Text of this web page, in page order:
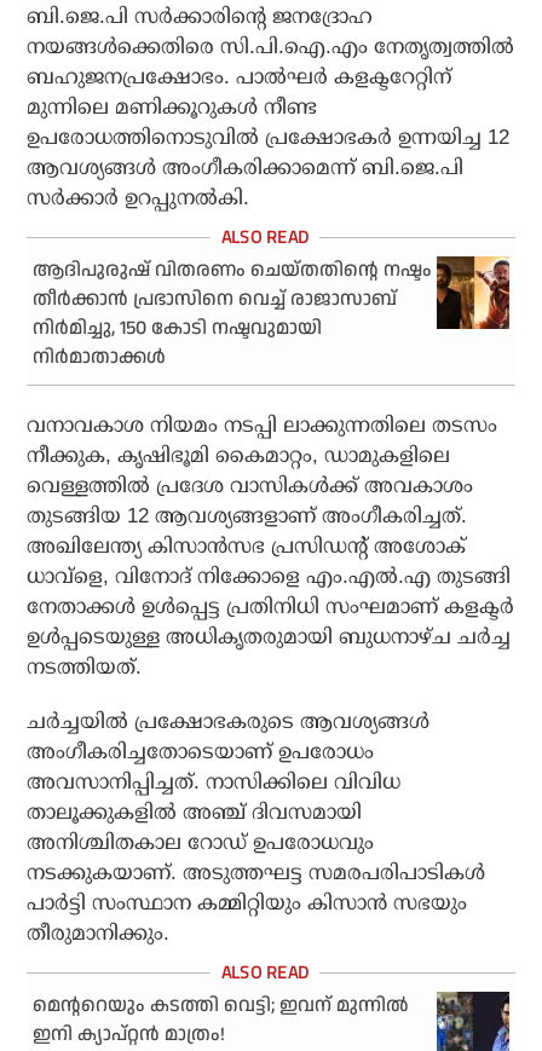
ബി.ജെ.പി സര്‍ക്കാരിന്റെ ജനദ്രോഹ
നയങ്ങള്‍ക്കെതിരെ സി.പി.ഐ.എം നേതൃത്വത്തില്‍
ബഹുജനപ്രക്ഷോഭം. പാല്‍ഘര്‍ കളക്ടറേറ്റിന്
മുന്നിലെ മണിക്കൂറുകള്‍ നീണ്ട
ഉപരോധത്തിനൊടുവില്‍ പ്രക്ഷോഭകര്‍ ഉന്നയിച്ച 12
ആവശ്യങ്ങള്‍ അംഗീകരിക്കാമെന്ന് ബി.ജെ.പി
സര്‍ക്കാര്‍ ഉറപ്പുനല്‍കി.
ആദിപുരുഷ് വിതരണം ചെയ്തതിന്റെ നഷ്ടം
തീര്‍ക്കാന്‍ പ്രഭാസിനെ വെച്ച് രാജാസാബ്
നിര്‍മിച്ചു, 150 കോടി നഷ്ടവുമായി
നിര്‍മാതാക്കള്‍
വനാവകാശ നിയമം നടപ്പി ലാക്കുന്നതിലെ തടസം
നീക്കുക, കൃഷിഭൂമി കൈമാറ്റം, ഡാമുകളിലെ
വെള്ളത്തില്‍ പ്രദേശ വാസികള്‍ക്ക് അവകാശം
തുടങ്ങിയ 12 ആവശ്യങ്ങളാണ് അംഗീകരിച്ചത്.
അഖിലേന്ത്യ കിസാന്‍സഭ പ്രസിഡന്റ് അശോക്
ധാവ്‌ളെ, വിനോദ് നിക്കോളെ എം.എല്‍.എ തുടങ്ങി
നേതാക്കള്‍ ഉള്‍പ്പെട്ട പ്രതിനിധി സംഘമാണ് കളക്ടര്‍
ഉള്‍പ്പടെയുള്ള അധികൃതരുമായി ബുധനാഴ്ച ചര്‍ച്ച
നടത്തിയത്.
ചര്‍ച്ചയില്‍ പ്രക്ഷോഭകരുടെ ആവശ്യങ്ങള്‍
അംഗീകരിച്ചതോടെയാണ് ഉപരോധം
അവസാനിപ്പിച്ചത്. നാസിക്കിലെ വിവിധ
താലൂക്കുകളില്‍ അഞ്ച് ദിവസമായി
അനിശ്ചിതകാല റോഡ് ഉപരോധവും
നടക്കുകയാണ്. അടുത്തഘട്ട സമരപരിപാടികള്‍
പാര്‍ട്ടി സംസ്ഥാന കമ്മിറ്റിയും കിസാന്‍ സഭയും
തീരുമാനിക്കും.
മെന്ററെയും കടത്തി വെട്ടി; ഇവന് മുന്നില്‍
ഇനി ക്യാപ്റ്റന്‍ മാത്രം!